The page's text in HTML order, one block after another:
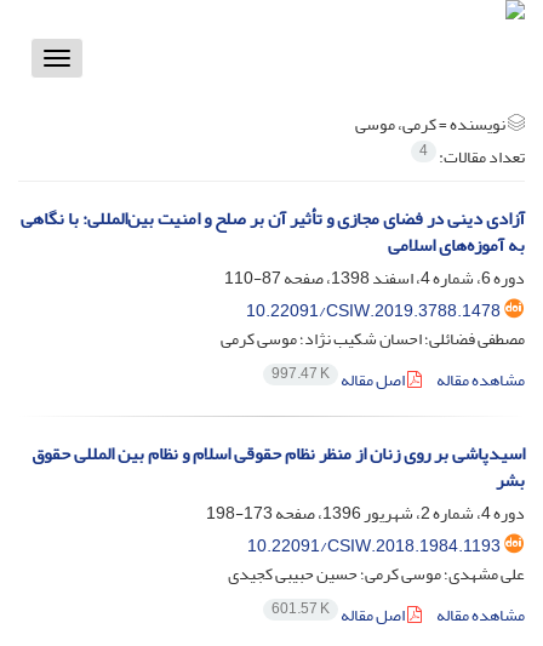
Toggle
نویسنده =کرمی، موسی
تعداد مقالات: 4
آزادی دینی در فضای مجازی و تأثیر آن بر صلح و امنیت بین‌المللی: با نگاهی
به آموزه‌های اسلامی
دوره 6، شماره 4، اسفند 1398، صفحه
87-110
10.22091/CSIW.2019.3788.1478
مصطفی فضائلی؛ احسان شکیب نژاد؛ موسی کرمی
مشاهده مقاله
اصل مقاله 997.47 K
اسیدپاشی بر روی زنان از منظر نظام حقوقی اسلام و نظام بین المللی حقوق
بشر
دوره 4، شماره 2، شهریور 1396، صفحه
173-198
10.22091/CSIW.2018.1984.1193
علی مشهدی؛ موسی کرمی؛ حسین حبیبی کجیدی
مشاهده مقاله
اصل مقاله 601.57 K